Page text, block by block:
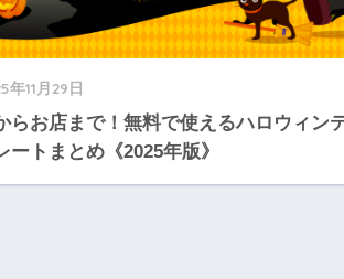
年11月29日
らお店まで！無料で使えるハロウィン
ートまとめ《2025年版》